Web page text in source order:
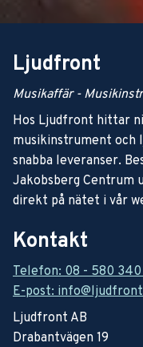
Ljudfront
Musikaffär -
Hos Ljudfront hittar
musikinstrument
snabba leveranser.
Jakobsberg Centrum
direkt på nätet i vår
Kontakt
Telefon: 08 - 580
E-post:
Ljudfront AB
Drabantvägen 19